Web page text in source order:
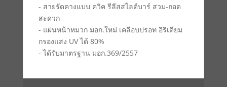
- สายรัดคางแบบ ควิค รีลีสสไลด์บาร์ สวม-ถอด
สะดวก
- แผ่นหน้าหมวก มอก.ใหม่ เคลือบปรอท อิริเดียม
กรองแสง UV ได้ 80%
- ได้รับมาตรฐาน มอก.369/2557